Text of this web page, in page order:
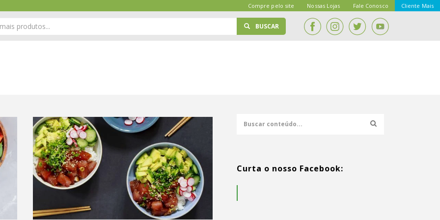
Compre pelo site Nossas Lojas Fale Conosco Cliente Mais
BUSCAR
Curta o nosso Facebook: